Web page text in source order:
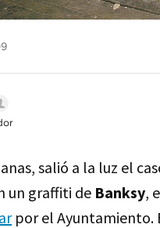
salió a la luz el
un graffiti de Banksy,
por el Ayuntamiento.